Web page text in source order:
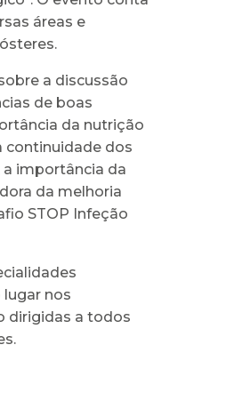
áreas e
a discussão
de boas
da nutrição
continuidade dos
importância da
da melhoria
STOP Infeção
nos
dirigidas a todos